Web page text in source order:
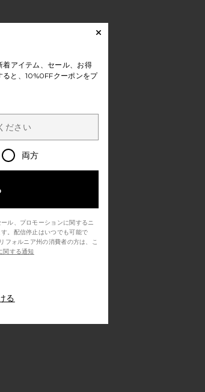
着アイテム、セール、お得
と、10%0FFクーポンをプ
両方
ル、プロモーションに関するニ
。配信停止はいつでも可能で
関する通知
る